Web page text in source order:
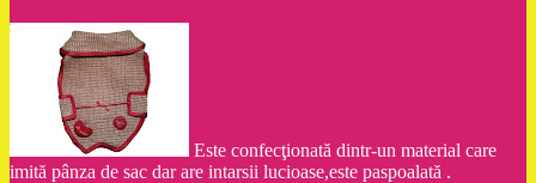
Este confecţionată dintr-un material care
imită pânza de sac dar are intarsii lucioase,este paspoalată .